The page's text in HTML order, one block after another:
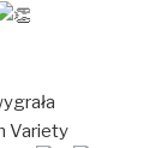
Variety